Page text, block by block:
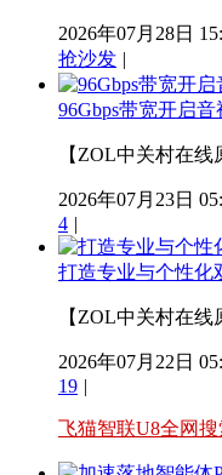
2026年07月28日
抢沙发 |
96Gbps带宽开启
【ZOL中关村在
2026年07月23日
4 |
打造专业与个性化
【ZOL中关村在
2026年07月22日
19 |
飞猫智联U8全网